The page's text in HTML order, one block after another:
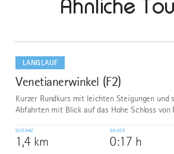
Ähnliche
LANGLAUF
1
Venetianerwinkel (F2)
Kurzer Rundkurs mit leichten Steigungen und
Abfahrten mit Blick auf das Hohe Schloss von
DISTANZ
1,4 km
DAUER
0:17 h
dazu